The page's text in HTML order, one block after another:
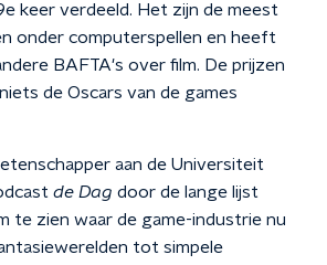
keer verdeeld. Het zijn de meest
onder computerspellen en heeft
BAFTA's over film. De prijzen
de Oscars van de games
aan de Universiteit
de Dag door de lange lijst
te zien waar de game-industrie nu
tot simpele